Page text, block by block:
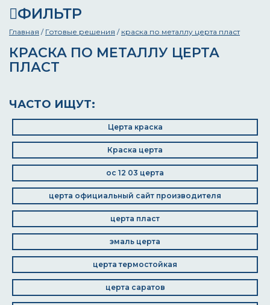
ФИЛЬТР
Главная / Готовые решения / краска по металлу церта пласт
КРАСКА ПО МЕТАЛЛУ ЦЕРТА
ПЛАСТ
ЧАСТО ИЩУТ:
Церта краска
Краска церта
ос 12 03 церта
церта официальный сайт производителя
церта пласт
эмаль церта
церта термостойкая
церта саратов